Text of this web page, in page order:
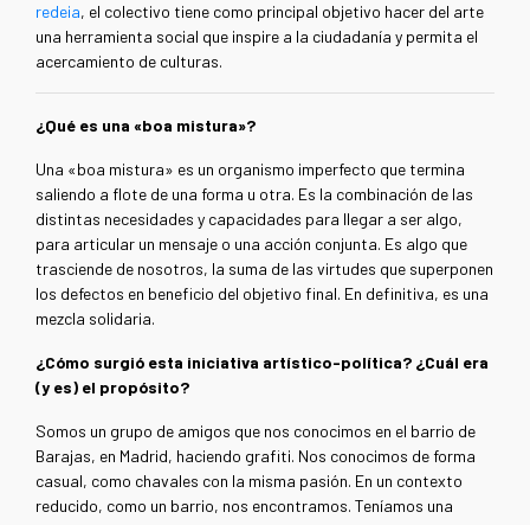
redeia, el colectivo tiene como principal objetivo hacer del arte
una herramienta social que inspire a la ciudadanía y permita el
acercamiento de culturas.
¿Qué es una «boa mistura»?
Una «boa mistura» es un organismo imperfecto que termina
saliendo a flote de una forma u otra. Es la combinación de las
distintas necesidades y capacidades para llegar a ser algo,
para articular un mensaje o una acción conjunta. Es algo que
trasciende de nosotros, la suma de las virtudes que superponen
los defectos en beneficio del objetivo final. En definitiva, es una
mezcla solidaria.
¿Cómo surgió esta iniciativa artístico-política? ¿Cuál era
(y es) el propósito?
Somos un grupo de amigos que nos conocimos en el barrio de
Barajas, en Madrid, haciendo grafiti. Nos conocimos de forma
casual, como chavales con la misma pasión. En un contexto
reducido, como un barrio, nos encontramos. Teníamos una